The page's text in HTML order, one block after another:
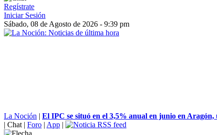
Regístrate
Iniciar Sesión
Sábado, 08 de Agosto de 2026 - 9:39 pm
La Noción | El IPC se situó en el 3,5% anual en junio en Aragón,
| Chat | Foro | App |